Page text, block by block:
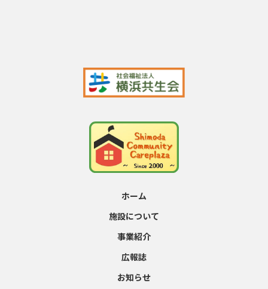
ホーム
施設について
事業紹介
広報誌
お知らせ